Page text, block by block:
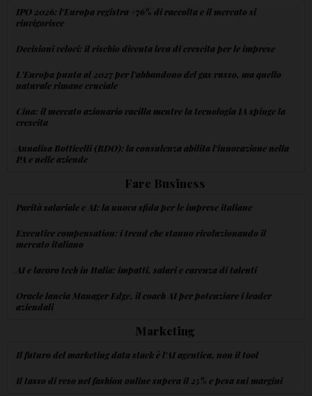
IPO 2026: l'Europa registra +76% di raccolta e il mercato si
rinvigorisce
Decisioni veloci: il rischio diventa leva di crescita per le imprese
L'Europa punta al 2027 per l'abbandono del gas russo, ma quello
naturale rimane cruciale
Cina: il mercato azionario vacilla mentre la tecnologia IA spinge la
crescita
Annalisa Botticelli (BDO): la consulenza abilita l'innovazione nella
PA e nelle aziende
Fare Business
Parità salariale e AI: la nuova sfida per le imprese italiane
Executive compensation: i trend che stanno rivoluzionando il
mercato italiano
AI e lavoro tech in Italia: impatti, salari e carenza di talenti
Oracle lancia Manager Edge, il coach AI per potenziare i leader
aziendali
Marketing
Il futuro del marketing data stack è l'AI agentica, non il tool
Il tasso di reso nel fashion online supera il 25% e pesa sui margini